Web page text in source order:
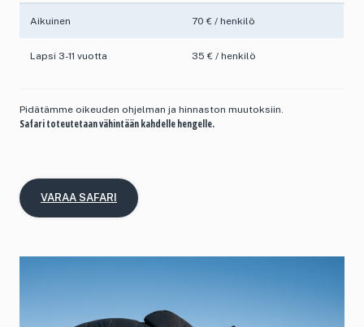
Aikuinen 70 € / henkilö
Lapsi 3-11 vuotta 35 € / henkilö
Pidätämme oikeuden ohjelman ja hinnaston muutoksiin.
Safari toteutetaan vähintään kahdelle hengelle.
VARAA SAFARI